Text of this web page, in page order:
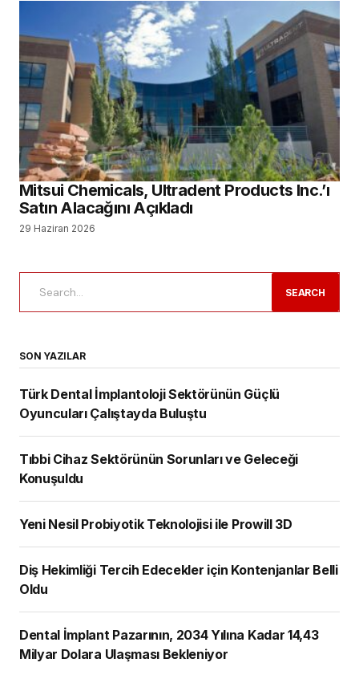
Mitsui Chemicals, Ultradent Products Inc.’ı
Satın Alacağını Açıkladı
29 Haziran 2026
SEARCH
SON YAZILAR
Türk Dental İmplantoloji Sektörünün Güçlü
Oyuncuları Çalıştayda Buluştu
Tıbbi Cihaz Sektörünün Sorunları ve Geleceği
Konuşuldu
Yeni Nesil Probiyotik Teknolojisi ile Prowill 3D
Diş Hekimliği Tercih Edecekler için Kontenjanlar Belli
Oldu
Dental İmplant Pazarının, 2034 Yılına Kadar 14,43
Milyar Dolara Ulaşması Bekleniyor